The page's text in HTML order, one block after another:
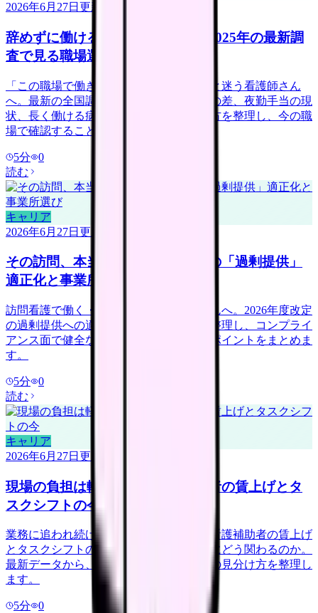
2026年6月27日 更新
辞めずに働ける病院は何が違う？2025年の最新調
査で見る職場選び
「この職場で働き続けられるだろうか」と迷う看護師さん
へ。最新の全国調査データから、離職率の差、夜勤手当の現
状、長く働ける病院が導入している働き方を整理し、今の職
場で確認することを具体化します。
5分
0
読む
キャリア
2026年6月27日 更新
その訪問、本当に必要？訪問看護の「過剰提供」
適正化と事業所選び
訪問看護で働く・転職を考える看護師さんへ。2026年度改定
の過剰提供への適正化や不正請求報道を整理し、コンプライ
アンス面で健全な事業所を見極める確認ポイントをまとめま
す。
5分
0
読む
キャリア
2026年6月27日 更新
現場の負担は軽くなる？看護補助者の賃上げとタ
スクシフトの今
業務に追われ続けている看護師さんへ。看護補助者の賃上げ
とタスクシフトの広がりが、現場の負担にどう関わるのか。
最新データから、負担を分け合える職場の見分け方を整理し
ます。
5分
0